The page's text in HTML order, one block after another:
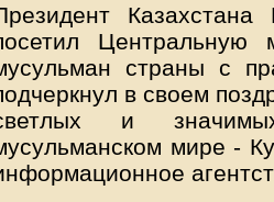
Центральную
страны с
в своем
и
мире -